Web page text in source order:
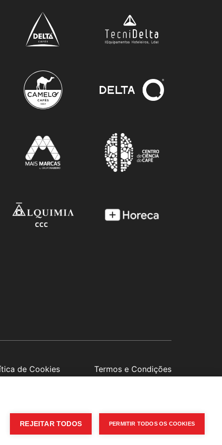
de Cookies Termos e Condições
REJEITAR TODOS PERMITIR TODOS OS COOKIES